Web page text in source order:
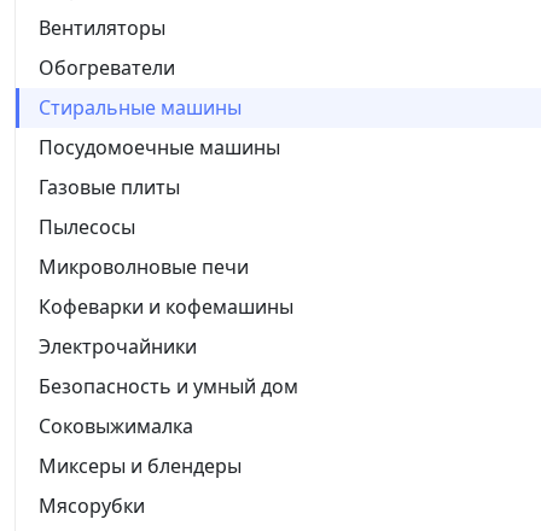
Вентиляторы
Обогреватели
Стиральные машины
Посудомоечные машины
Газовые плиты
Пылесосы
Микроволновые печи
Кофеварки и кофемашины
Электрочайники
Безопасность и умный дом
Соковыжималка
Миксеры и блендеры
Мясорубки